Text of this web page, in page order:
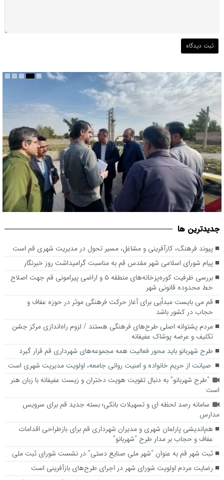
اصلاح خط محدوده قانونی شهر
جديدترين ها
پیوند فرهنگ، کارآفرینی و مشاغل، مسیر تحول در مدیریت شهری قم است
پیام شورای اسلامی شهر مقدس قم به مناسبت گرامیداشت روز خبرنگار
بررسی ظرفیت کوره‌پزخانه‌های منطقه ۵ و اراضی پیرامونی قم جهت اصلاح
خط محدوده قانونی شهر
قم می بایست مبدأیی برای آغاز حرکت فرهنگی موثر در حوزه عفاف و
حجاب در کشور باشد
مردم پشتوانه اصلی طرح‌های فرهنگی هستند / لزوم راه‌اندازی مرکز جشن
تکلیف و عرضه پوشاک عفیفانه
طرح شهربانو باید محور فعالیت همه مجموعه‌های شهرداری قم قرار گیرد
صیانت از حریم خانواده و امنیت روانی جامعه، اولویت مدیریت شهری است
“طرح شهربانو” به دنبال تقویت هویت دختران و زیست عفیفانه با زبان هنر
است
سامانه رصد لحظه ای و تسهیلات بانکی؛ بسته جدید قم برای سرویس
مدارس
هم‌اندیشی پارلمان شهری و مدیران شهرداری قم برای بازطراحی اقدامات
عفاف و حجاب بر مدار طرح “شهربانو”
ثبت شهر قم به عنوان “شهر ملی صنایع دستی” در نشست شورای ثبت ملی
رضایت مردم اولویت شورای شهر در اجرای طرح‌های بازآفرینی است